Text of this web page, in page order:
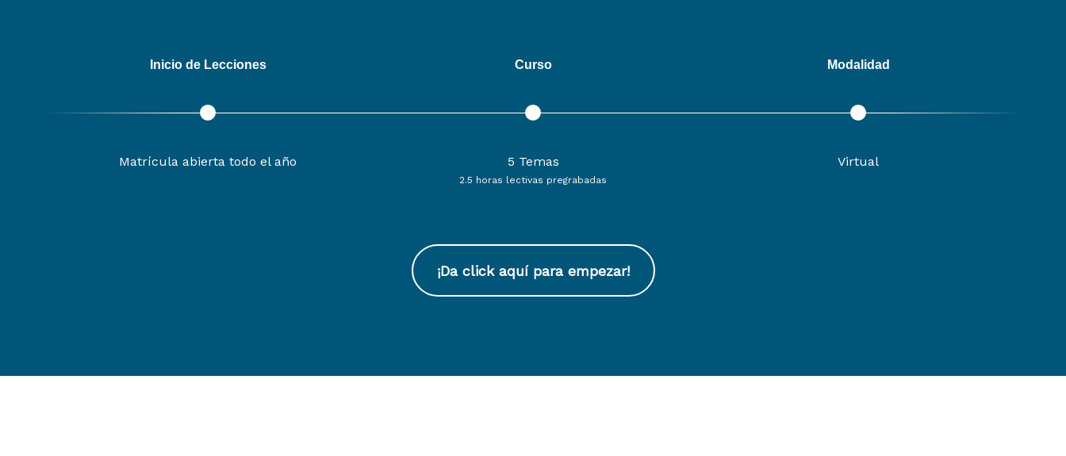
Inicio de Lecciones
Matrícula abierta todo el año
Curso
5 Temas
2.5 horas lectivas pregrabadas
Modalidad
Virtual
¡Da click aquí para empezar!